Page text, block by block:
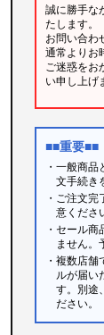
誠に勝手な
たします。
お問い合わ
通常よりお
ご迷惑をお
い申し上げ
■■重要■■
・一般商
文手続き
・ご注文
意くださ
・セール
ません。
・複数店
ルが届い
す。別途
ださい。